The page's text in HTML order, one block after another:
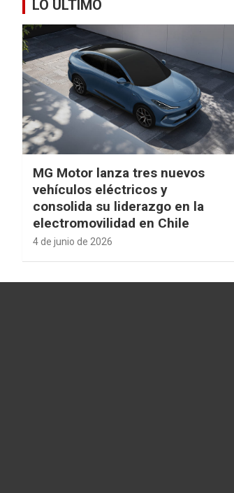
LO ÚLTIMO
MG Motor lanza tres nuevos
vehículos eléctricos y
consolida su liderazgo en la
electromovilidad en Chile
4 de junio de 2026